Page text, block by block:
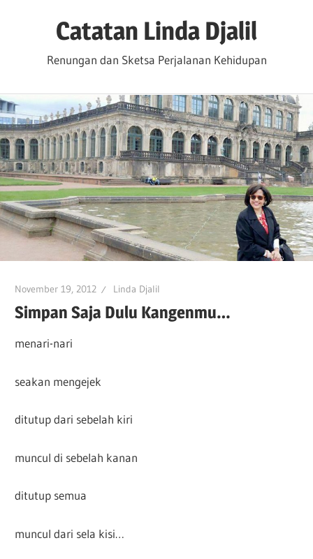
Catatan Linda Djalil
Renungan dan Sketsa Perjalanan Kehidupan
November 19, 2012 Linda Djalil
Simpan Saja Dulu Kangenmu…
menari-nari
seakan mengejek
ditutup dari sebelah kiri
muncul di sebelah kanan
ditutup semua
muncul dari sela kisi…